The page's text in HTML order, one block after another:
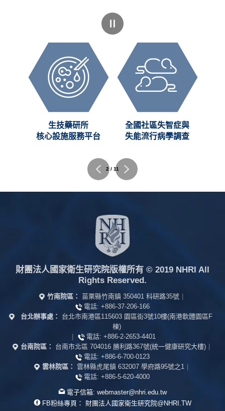
生技藥研所
核心設施服務平台
全國社區失智症與
失能流行病學調查
2 / 11
財團法人國家衛生研究院版權所有 © 2019 NHRI All
Rights Reserved.
竹南院區： 苗栗縣竹南鎮 350401 科研路35號 |
電話: +886-37-206-166
台北辦事處：
台北市南港區115603 園區街3號10樓(南港軟體園區F
棟)
|
電話: +886-2-2653-4401
台南院區：
台南市北區 704016 勝利路367號(統一健康研究大樓) |
電話: +886-6-700-0123
雲林院區： 雲林縣虎尾鎮 632007 學府路95號之1 |
電話: +886-5-620-4000
電子信箱: webmaster@nhri.edu.tw
FB粉絲專頁：
財團法人國家衛生研究院@NHRI.TW